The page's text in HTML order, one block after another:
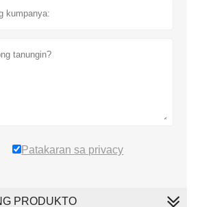
Patakaran sa privacy
PRODUKTO